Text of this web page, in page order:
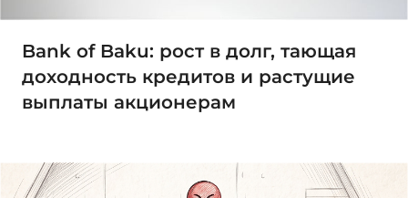
Bank of Baku: рост в долг, тающая
доходность кредитов и растущие
выплаты акционерам